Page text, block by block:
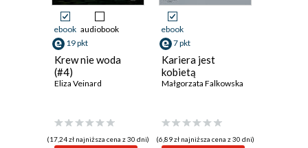
ebook audiobook
19 pkt
Krew nie woda
(#4)
Eliza Veinard
(17,24 zł najniższa cena z 30 dni)
ebook
7 pkt
Kariera jest
kobietą
Małgorzata Falkowska
(6,89 zł najniższa cena z 30 dni)